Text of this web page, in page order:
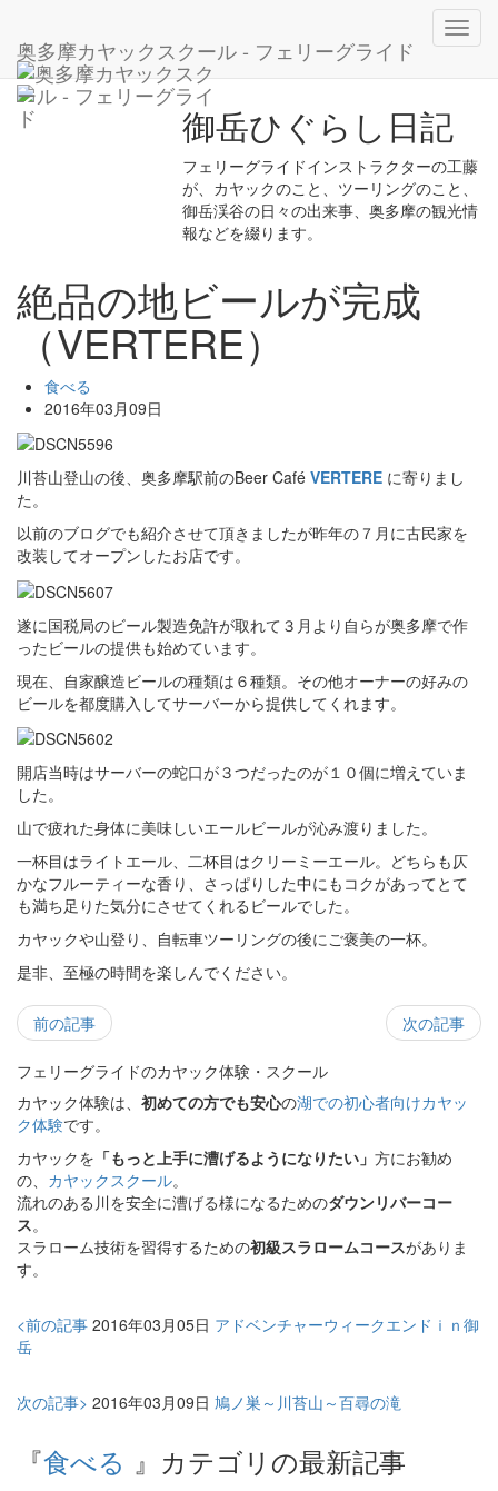
奥多摩カヤックスクール - フェリーグライド
絶品の地ビールが完成（VERTERE）
御岳ひぐらし日記
フェリーグライドインストラクターの工藤
が、カヤックのこと、ツーリングのこと、
御岳渓谷の日々の出来事、奥多摩の観光情
報などを綴ります。
絶品の地ビールが完成
（VERTERE）
食べる
2016年03月09日
川苔山登山の後、奥多摩駅前のBeer Café VERTERE に寄りまし
た。
以前のブログでも紹介させて頂きましたが昨年の７月に古民家を
改装してオープンしたお店です。
遂に国税局のビール製造免許が取れて３月より自らが奥多摩で作
ったビールの提供も始めています。
現在、自家醸造ビールの種類は６種類。その他オーナーの好みの
ビールを都度購入してサーバーから提供してくれます。
開店当時はサーバーの蛇口が３つだったのが１０個に増えていま
した。
山で疲れた身体に美味しいエールビールが沁み渡りました。
一杯目はライトエール、二杯目はクリーミーエール。どちらも仄
かなフルーティーな香り、さっぱりした中にもコクがあってとて
も満ち足りた気分にさせてくれるビールでした。
カヤックや山登り、自転車ツーリングの後にご褒美の一杯。
是非、至極の時間を楽しんでください。
前の記事 次の記事
フェリーグライドのカヤック体験・スクール
カヤック体験は、 初めての方でも安心の湖での初心者向けカヤッ
ク体験です。
カヤックを 「もっと上手に漕げるようになりたい」 方にお勧め
の、 カヤックスクール。
流れのある川を安全に漕げる様になるためのダウンリバーコー
ス。
スラローム技術を習得するための初級スラロームコースがありま
す。
<前の記事 2016年03月05日 アドベンチャーウィークエンドｉｎ御
岳
次の記事> 2016年03月09日 鳩ノ巣～川苔山～百尋の滝
『食べる 』カテゴリの最新記事